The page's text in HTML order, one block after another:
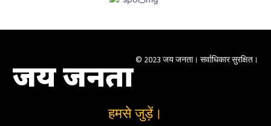
जय जनता © 2023 जय जनता। सर्वाधिकार सुरक्षित।
हमसे जुड़ें।